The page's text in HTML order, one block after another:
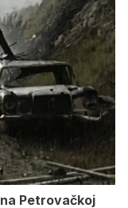
Petrovačkoj